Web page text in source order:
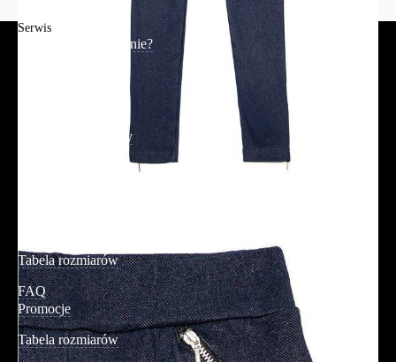
Serwis
Jak złożyć zamówienie?
Reklamacje i zwroty
Tabela rozmiarów
FAQ
Promocje
Tabela rozmiarów